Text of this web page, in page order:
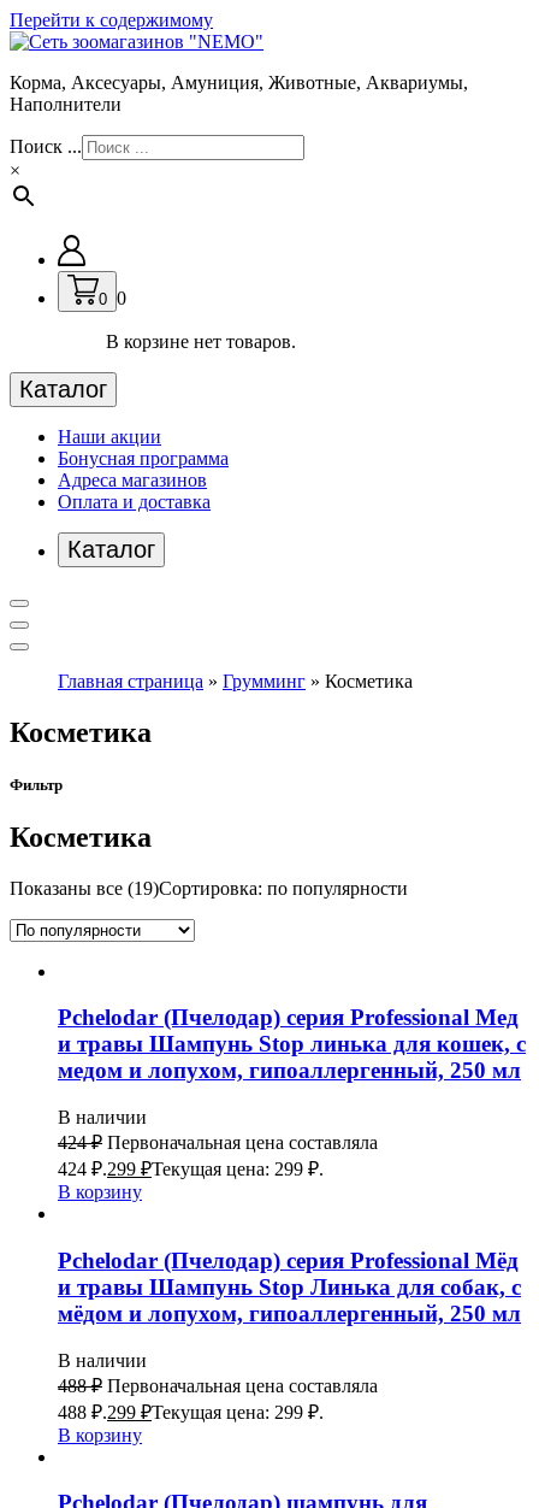
Перейти к содержимому
Корма, Аксесуары, Амуниция, Животные, Аквариумы,
Наполнители
Поиск ...
×
0 0
В корзине нет товаров.
Каталог
Наши акции
Бонусная программа
Адреса магазинов
Оплата и доставка
Каталог
Главная страница » Грумминг » Косметика
Косметика
Фильтр
Косметика
Показаны все (19)Сортировка: по популярности
Pchelodar (Пчелодар) серия Professional Мед
и травы Шампунь Stop линька для кошек, с
медом и лопухом, гипоаллергенный, 250 мл
В наличии
424₽ Первоначальная цена составляла
424 ₽.299 ₽Текущая цена: 299 ₽.
В корзину
Pchelodar (Пчелодар) серия Professional Мёд
и травы Шампунь Stop Линька для собак, с
мёдом и лопухом, гипоаллергенный, 250 мл
В наличии
488₽ Первоначальная цена составляла
488 ₽.299 ₽Текущая цена: 299 ₽.
В корзину